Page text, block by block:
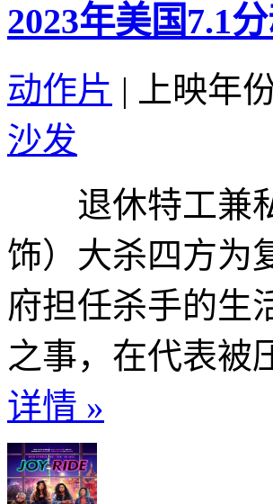
2023年美国7.1
动作片 | 上映年
沙发
退休特工兼私
饰）大杀四方为
府担任杀手的生
之事，在代表被
详情 »